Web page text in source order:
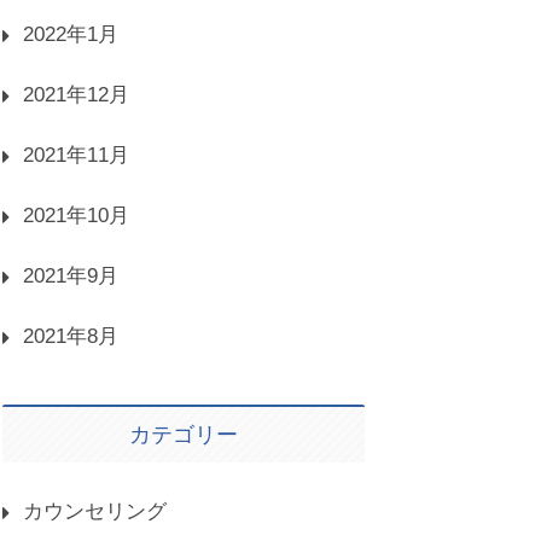
2022年1月
2021年12月
2021年11月
2021年10月
2021年9月
2021年8月
カテゴリー
カウンセリング